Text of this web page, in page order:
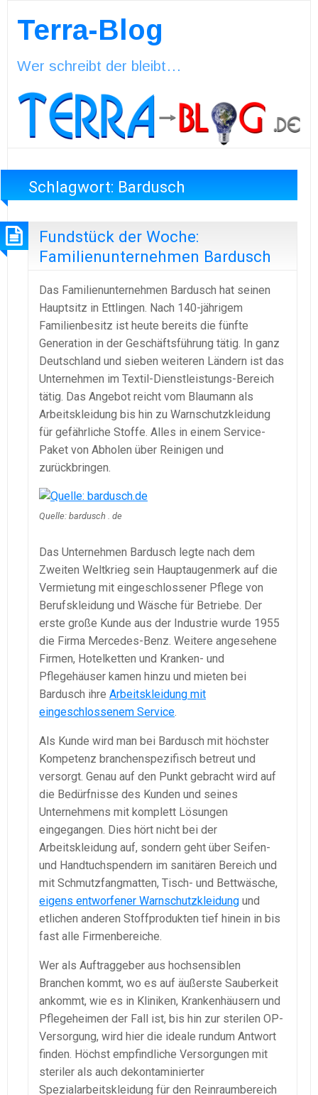
Terra-Blog
Wer schreibt der bleibt…
Schlagwort: Bardusch
Fundstück der Woche:
Familienunternehmen Bardusch
Das Familienunternehmen Bardusch hat seinen
Hauptsitz in Ettlingen. Nach 140-jährigem
Familienbesitz ist heute bereits die fünfte
Generation in der Geschäftsführung tätig. In ganz
Deutschland und sieben weiteren Ländern ist das
Unternehmen im Textil-Dienstleistungs-Bereich
tätig. Das Angebot reicht vom Blaumann als
Arbeitskleidung bis hin zu Warnschutzkleidung
für gefährliche Stoffe. Alles in einem Service-
Paket von Abholen über Reinigen und
zurückbringen.
Quelle: bardusch . de
Das Unternehmen Bardusch legte nach dem
Zweiten Weltkrieg sein Hauptaugenmerk auf die
Vermietung mit eingeschlossener Pflege von
Berufskleidung und Wäsche für Betriebe. Der
erste große Kunde aus der Industrie wurde 1955
die Firma Mercedes-Benz. Weitere angesehene
Firmen, Hotelketten und Kranken- und
Pflegehäuser kamen hinzu und mieten bei
Bardusch ihre Arbeitskleidung mit
eingeschlossenem Service.
Als Kunde wird man bei Bardusch mit höchster
Kompetenz branchenspezifisch betreut und
versorgt. Genau auf den Punkt gebracht wird auf
die Bedürfnisse des Kunden und seines
Unternehmens mit komplett Lösungen
eingegangen. Dies hört nicht bei der
Arbeitskleidung auf, sondern geht über Seifen-
und Handtuchspendern im sanitären Bereich und
mit Schmutzfangmatten, Tisch- und Bettwäsche,
eigens entworfener Warnschutzkleidung und
etlichen anderen Stoffprodukten tief hinein in bis
fast alle Firmenbereiche.
Wer als Auftraggeber aus hochsensiblen
Branchen kommt, wo es auf äußerste Sauberkeit
ankommt, wie es in Kliniken, Krankenhäusern und
Pflegeheimen der Fall ist, bis hin zur sterilen OP-
Versorgung, wird hier die ideale rundum Antwort
finden. Höchst empfindliche Versorgungen mit
steriler als auch dekontaminierter
Spezialarbeitskleidung für den Reinraumbereich